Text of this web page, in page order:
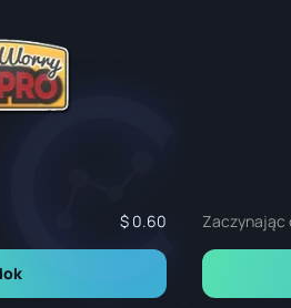
0.60 Zaczynając